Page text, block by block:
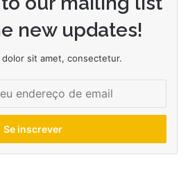
new updates!
dolor sit amet, consectetur.